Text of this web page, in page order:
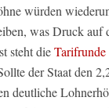
würden
was Druck auf
steht dieTarifrunde
der Staat den
deutliche